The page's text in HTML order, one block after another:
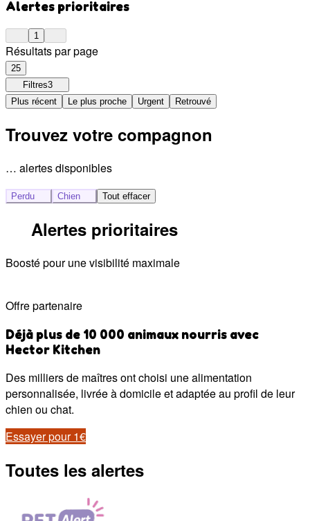
Alertes prioritaires
1
Résultats par page
25
Filtres3
Plus récent
Le plus proche Urgent Retrouvé
Trouvez votre compagnon
… alertes disponibles
Perdu Chien Tout effacer
Alertes prioritaires
Boosté pour une visibilité maximale
Offre partenaire
Déjà plus de 10 000 animaux nourris avec
Hector Kitchen
Des milliers de maîtres ont choisi une alimentation
personnalisée, livrée à domicile et adaptée au profil de leur
chien ou chat.
Essayer pour 1€
Toutes les alertes